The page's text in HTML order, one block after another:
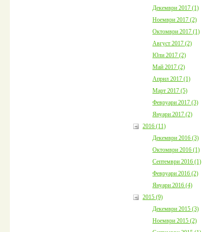
Декември 2017 (1)
Ноември 2017 (2)
Октомври 2017 (1)
Август 2017 (2)
Юли 2017 (2)
Май 2017 (2)
Април 2017 (1)
Март 2017 (5)
Февруари 2017 (3)
Януари 2017 (2)
2016 (11)
Декември 2016 (3)
Октомври 2016 (1)
Септември 2016 (1)
Февруари 2016 (2)
Януари 2016 (4)
2015 (9)
Декември 2015 (3)
Ноември 2015 (2)